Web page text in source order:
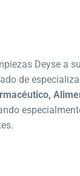
Deyse a
de